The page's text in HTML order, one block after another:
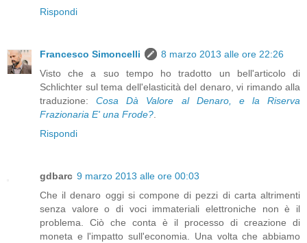
Rispondi
Francesco Simoncelli
8 marzo 2013 alle ore 22:26
Visto che a suo tempo ho tradotto un bell'articolo di
Schlichter sul tema dell'elasticità del denaro, vi rimando alla
traduzione:Cosa Dà Valore al Denaro, e la Riserva
Frazionaria E' una Frode?.
Rispondi
gdbarc 9 marzo 2013 alle ore 00:03
Che il denaro oggi si compone di pezzi di carta altrimenti
senza valore o di voci immateriali elettroniche non è il
problema. Ciò che conta è il processo di creazione di
moneta e l'impatto sull'economia. Una volta che abbiamo